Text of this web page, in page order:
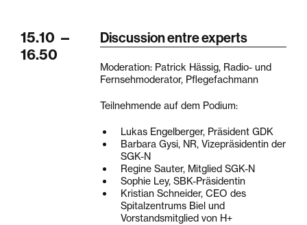
15.10 —
16.50
Discussion entre experts
Moderation: Patrick Hässig, Radio- und
Fernsehmoderator, Pflegefachmann
Teilnehmende auf dem Podium:
Lukas Engelberger, Präsident GDK
Barbara Gysi, NR, Vizepräsidentin der
SGK-N
Regine Sauter, Mitglied SGK-N
Sophie Ley, SBK-Präsidentin
Kristian Schneider, CEO des
Spitalzentrums Biel und
Vorstandsmitglied von H+